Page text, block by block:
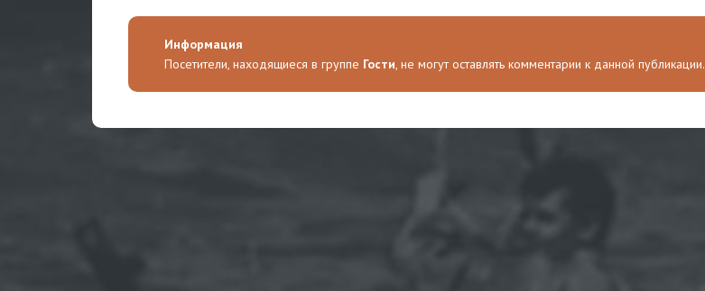
Информация
Посетители, находящиеся в группе Гости, не могут оставлять комментарии к данной публикации.